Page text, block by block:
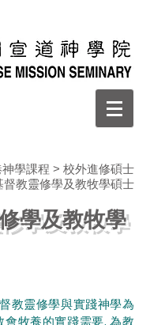
學課程 > 校外進修碩士
督教靈修學及教牧學碩士
學及教牧學
教靈修學與實踐神學為
會牧養的實踐需要, 為教